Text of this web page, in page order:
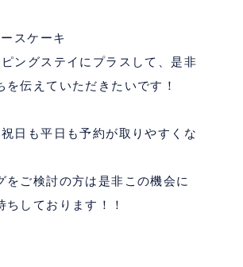
スケーキ
ングステイにプラスして、是非
を伝えていただきたいです！
日も平日も予約が取りやすくな
をご検討の方は是非この機会に
ちしております！！